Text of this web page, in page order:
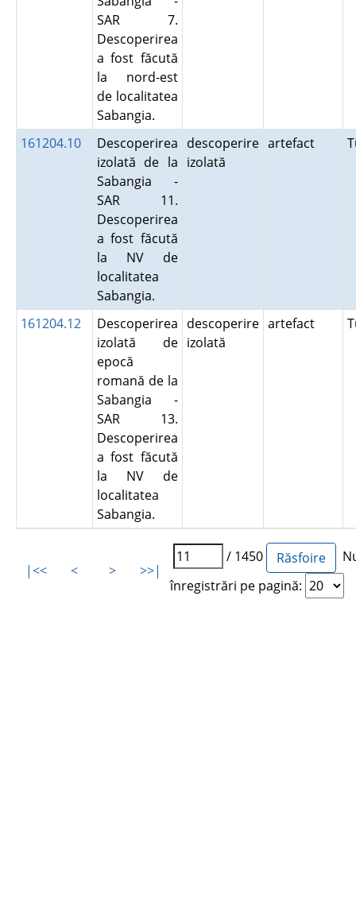
SAR 7.
Descoperirea
a fost făcută
la nord-est
de localitatea
Sabangia.
161204.10
Descoperirea
izolată de la
Sabangia -
SAR 11.
Descoperirea
a fost făcută
la NV de
localitatea
Sabangia.
descoperire
izolată
artefact
161204.12
Descoperirea
izolată de
epocă
romană de la
Sabangia -
SAR 13.
Descoperirea
a fost făcută
la NV de
localitatea
Sabangia.
descoperire
izolată
artefact
|<< < > >>|
/ 1450
înregistrări pe pagină: